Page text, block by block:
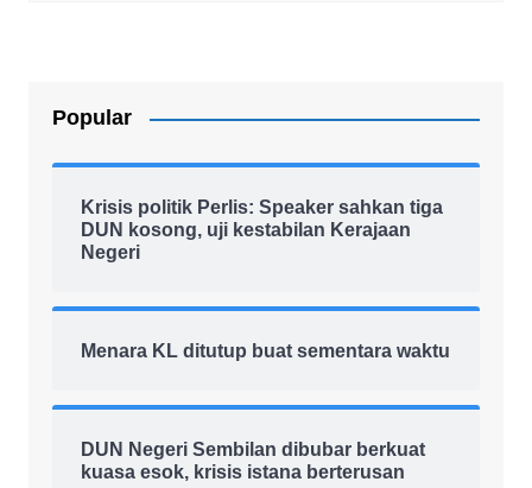
Popular
Krisis politik Perlis: Speaker sahkan tiga
DUN kosong, uji kestabilan Kerajaan
Negeri
Menara KL ditutup buat sementara waktu
DUN Negeri Sembilan dibubar berkuat
kuasa esok, krisis istana berterusan